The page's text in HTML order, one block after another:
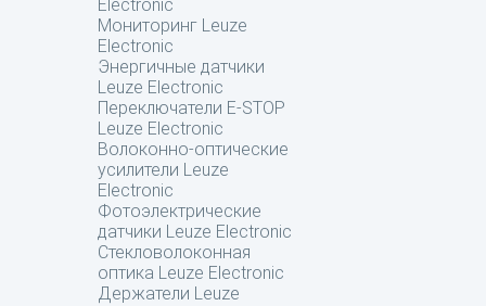
Electronic
Мониторинг Leuze
Electronic
Энергичные датчики
Leuze Electronic
Переключатели E-STOP
Leuze Electronic
Волоконно-оптические
усилители Leuze
Electronic
Фотоэлектрические
датчики Leuze Electronic
Стекловолоконная
оптика Leuze Electronic
Держатели Leuze